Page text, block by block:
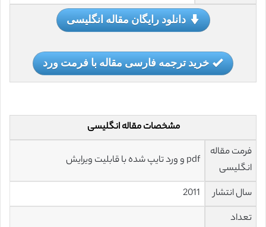
دانلود رایگان مقاله انگلیسی
خرید ترجمه فارسی مقاله با فرمت ورد
مشخصات مقاله انگلیسی
فرمت مقاله
انگلیسی
pdf و ورد تایپ شده با قابلیت ویرایش
سال انتشار
2011
تعداد